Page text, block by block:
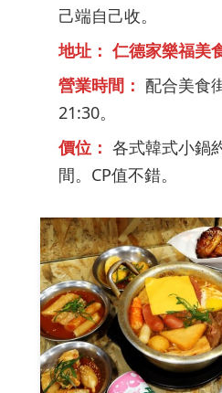
己端自己收。
地址： 仁德家樂福美
營業時間： 配合美食
21:30。
價位： 各式韓式小鍋
間。CP值不錯。